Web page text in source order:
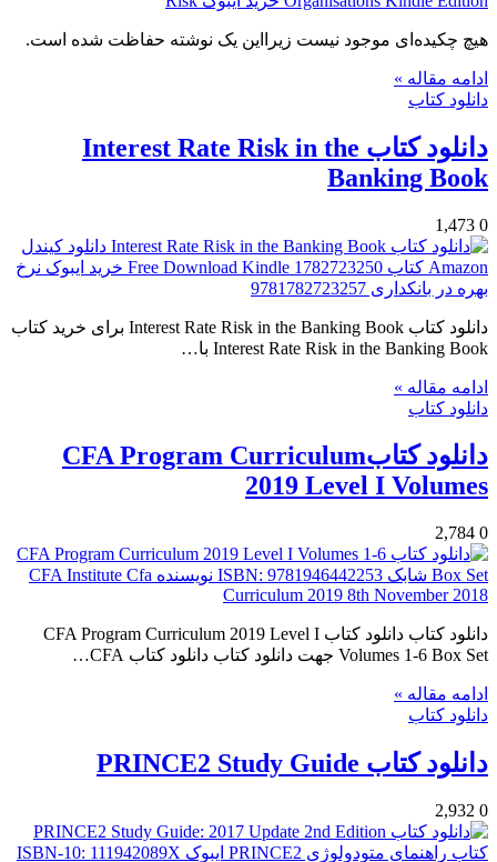
هیچ چکیده‌ای موجود نیست زیرا‌این یک نوشته حفاظت شده است.
ادامه مقاله »
دانلود کتاب
دانلود کتاب Interest Rate Risk in the
Banking Book
0
دانلود کتاب Interest Rate Risk in the Banking Book برای خرید کتاب
Interest Rate Risk in the Banking Book با…
ادامه مقاله »
دانلود کتاب
دانلود کتابCFA Program Curriculum
2019 Level I Volumes
0
دانلود کتاب دانلود کتاب CFA Program Curriculum 2019 Level I
Volumes 1-6 Box Set جهت دانلود کتاب دانلود کتاب CFA…
ادامه مقاله »
دانلود کتاب
دانلود کتاب PRINCE2 Study Guide
0